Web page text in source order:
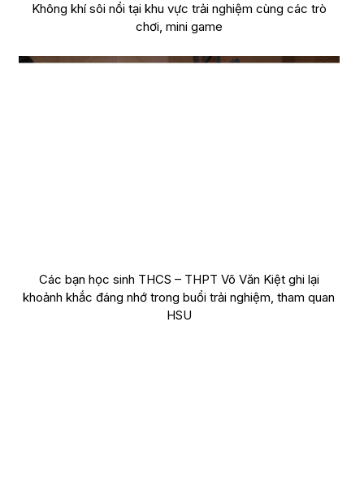
Không khí sôi nổi tại khu vực trải nghiệm cùng các trò
chơi, mini game
Các bạn học sinh THCS – THPT Võ Văn Kiệt ghi lại
khoảnh khắc đáng nhớ trong buổi trải nghiệm, tham quan
HSU